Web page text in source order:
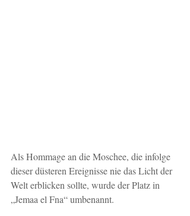
Als Hommage an die Moschee, die infolge
dieser düsteren Ereignisse nie das Licht der
Welt erblicken sollte, wurde der Platz in
„Jemaa el Fna“ umbenannt.